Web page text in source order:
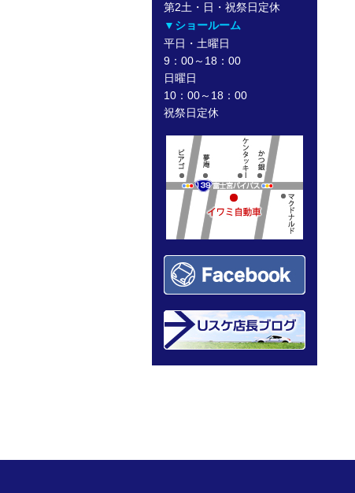
第2土・日・祝祭日定休
▼ショールーム
平日・土曜日
9：00～18：00
日曜日
10：00～18：00
祝祭日定休